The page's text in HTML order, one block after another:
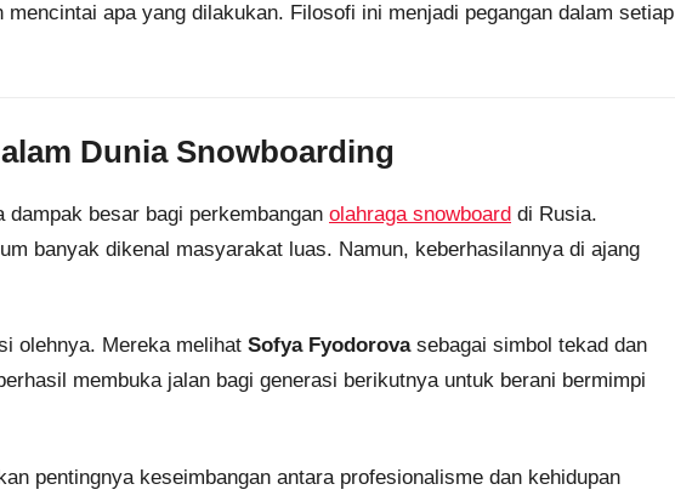
apa yang dilakukan. Filosofi ini menjadi pegangan dalam setiap
Dunia Snowboarding
dampak besar bagi perkembangan olahraga snowboard di Rusia.
banyak dikenal masyarakat luas. Namun, keberhasilannya di ajang
olehnya. Mereka melihat Sofya Fyodorovasebagai simbol tekad dan
membuka jalan bagi generasi berikutnya untuk berani bermimpi
pentingnya keseimbangan antara profesionalisme dan kehidupan